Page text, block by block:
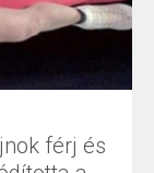
férj és